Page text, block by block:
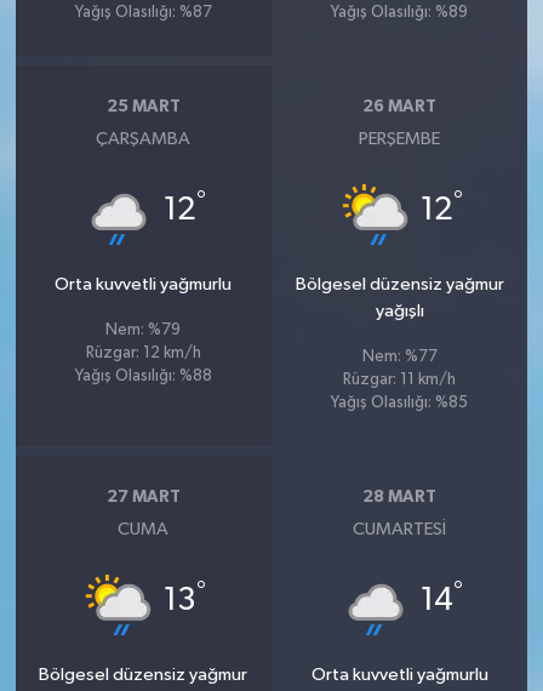
Yağış Olasılığı: %87
Yağış Olasılığı: %89
25 MART
ÇARŞAMBA
12°
Orta kuvvetli yağmurlu
Nem: %79
Rüzgar: 12 km/h
Yağış Olasılığı: %88
26 MART
PERŞEMBE
12°
Bölgesel düzensiz yağmur
yağışlı
Nem: %77
Rüzgar: 11 km/h
Yağış Olasılığı: %85
27 MART
CUMA
13°
Bölgesel düzensiz yağmur
28 MART
CUMARTESI
14°
Orta kuvvetli yağmurlu